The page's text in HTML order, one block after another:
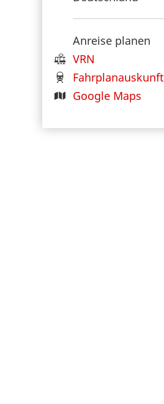
Anreise planen
VRN
Fahrplanauskunft
Google Maps